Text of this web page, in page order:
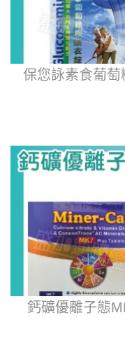
保您詠素食葡
鈣礦優離子態